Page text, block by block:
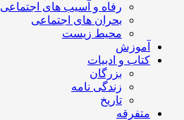
رفاه و آسیب های اجتماعی
بحران های اجتماعی
محیط زیست
آموزش
کتاب و ادبیات
بزرگان
زندگی نامه
تاریخ
متفرقه